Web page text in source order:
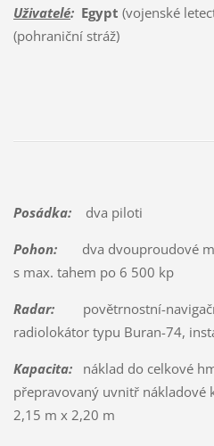
Uživatelé: Egypt (vojenské
(pohraniční stráž)
Posádka:dva piloti
Pohon:dva dvouproudové
s max. tahem po 6 500 kp
Radar:povětrnostní-
radiolokátor typu Buran-74,
Kapacita:náklad do celkové
přepravovaný uvnitř nákladové
2,15 m x 2,20 m